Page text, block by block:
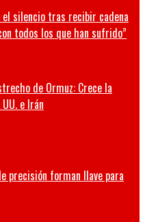
el silencio tras recibir cadena
todos los que han sufrido”
de Ormuz: Crece la
e Irán
precisión forman llave para